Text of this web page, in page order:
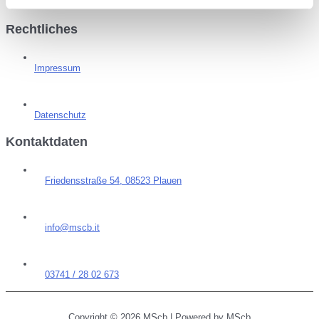
Rechtliches
Impressum
Datenschutz
Kontaktdaten
Friedensstraße 54, 08523 Plauen
info@mscb.it
03741 / 28 02 673